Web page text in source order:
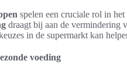
spelen een cruciale rol in
draagt bij aan de vermindering
in de supermarkt kan
voeding